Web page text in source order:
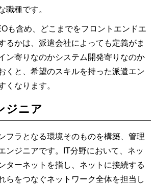
職種です。
も含め、どこまでをフロントエンドエ
るかは、派遣会社によっても定義がま
ン寄りなのかシステム開発寄りなのか
くと、希望のスキルを持った派遣エン
くなります。
ジニア
フラとなる環境そのものを構築、管理
ンジニアです。IT分野において、ネッ
ターネットを指し、ネットに接続する
らをつなぐネットワーク全体を担当し